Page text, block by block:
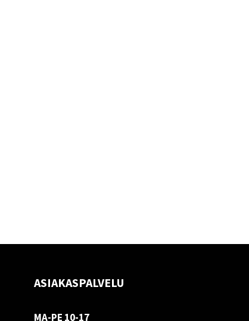
ASIAKASPALVELU
MA-PE 10-17